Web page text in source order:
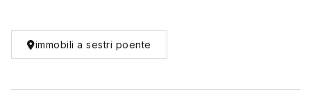
immobili a sestri poente